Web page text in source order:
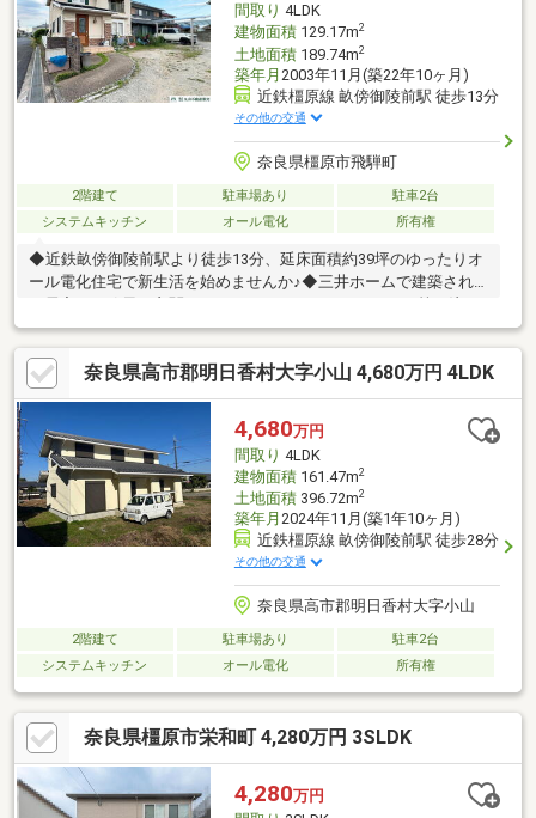
間取り 4LDK
建物面積129.17m2
土地面積189.74m2
築年月 2003年11月(築22年10ヶ月)
近鉄橿原線 畝傍御陵前駅 徒歩13分
その他の交通
奈良県橿原市飛騨町
2階建て 駐車場あり
駐車2台
システムキッチン
オール電化 所有権
◆近鉄畝傍御陵前駅より徒歩13分、延床面積約39坪のゆったりオ
ール電化住宅で新生活を始めませんか♪◆三井ホームで建築され
ポイントあり♪◆リビングは吹抜で開放感があり、キッチン部も
ゆとりのある広さです♪◆敷地内南側は駐車スペースやお庭での
利用ができる空間です。玄関のアプローチは小路風です♪◆洗面
とランドリールームが分かれているので、来客時にもプライベー
トスペースに配慮されています♪◆ゆとりのあるＷＩＣや玄関の
収納など、豊富な収納が特徴的です♪◆前面道路との高低差が少
なめ、前面道路も6ｍ以上あり駐車が苦手な方にも嬉しいです♪
奈良県高市郡明日香村大字小山 4,680万円 4LDK
4,680万円
間取り 4LDK
建物面積161.47m2
土地面積396.72m2
築年月 2024年11月(築1年10ヶ月)
近鉄橿原線 畝傍御陵前駅 徒歩28分
その他の交通
奈良県高市郡明日香村大字小山
2階建て 駐車場あり
駐車2台
システムキッチン
オール電化 所有権
奈良県橿原市栄和町 4,280万円 3SLDK
4,280万円